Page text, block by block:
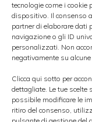
tecnologie come i cookie
dispositivo. Il consenso
partner di elaborare dati
navigazione o gli ID
personalizzati. Non
negativamente su
Clicca qui sotto per
dettagliate. Le tue scelte
possibile modificare le
ritiro del consenso,
fino a
tornerebbe,
chiusura
aprirebbe le
prima e
euro/sterlina,